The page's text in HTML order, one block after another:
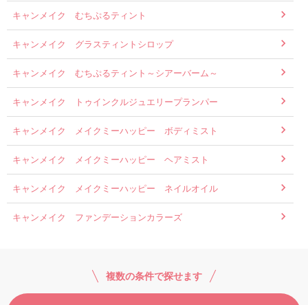
キャンメイク むちぷるティント
キャンメイク グラスティントシロップ
キャンメイク むちぷるティント～シアーバーム～
キャンメイク トゥインクルジュエリープランパー
キャンメイク メイクミーハッピー ボディミスト
キャンメイク メイクミーハッピー ヘアミスト
キャンメイク メイクミーハッピー ネイルオイル
キャンメイク ファンデーションカラーズ
複数の条件で探せます